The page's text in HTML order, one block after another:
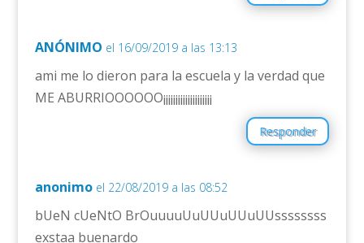
ANÓNIMO el 16/09/2019 a las 13:13
ami me lo dieron para la escuela y la verdad que
ME ABURRIOOOOOO¡¡¡¡¡¡¡¡¡¡¡¡¡¡¡¡¡¡¡¡
Responder
anonimo el 22/08/2019 a las 08:52
bUeN cUeNtO BrOuuuuUuUUuUUuUUssssssss
exstaa buenardo